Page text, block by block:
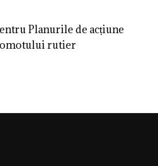
Planurile de acțiune
rutier